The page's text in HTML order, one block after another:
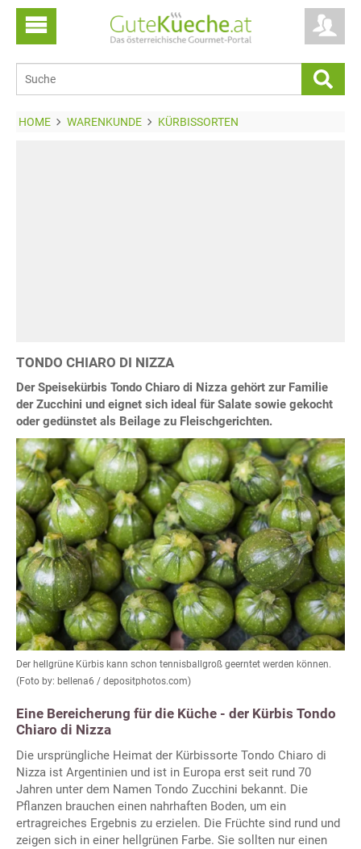
HOME WARENKUNDE KÜRBISSORTEN
TONDO CHIARO DI NIZZA
Der Speisekürbis Tondo Chiaro di Nizza gehört zur Familie
der Zucchini und eignet sich ideal für Salate sowie gekocht
oder gedünstet als Beilage zu Fleischgerichten.
Der hellgrüne Kürbis kann schon tennisballgroß geerntet werden können.
(Foto by: bellena6 / depositphotos.com)
Eine Bereicherung für die Küche - der Kürbis Tondo
Chiaro di Nizza
Die ursprüngliche Heimat der Kürbissorte Tondo Chiaro di
Nizza ist Argentinien und ist in Europa erst seit rund 70
Jahren unter dem Namen Tondo Zucchini bekannt. Die
Pflanzen brauchen einen nahrhaften Boden, um ein
ertragreiches Ergebnis zu erzielen. Die Früchte sind rund und
zeigen sich in einer hellgrünen Farbe. Sie sollten nur einen